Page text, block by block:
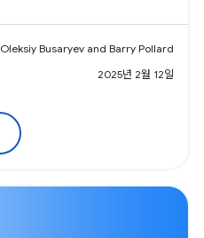
Oleksiy Busaryev and Barry Pollard
2025년 2월 12일